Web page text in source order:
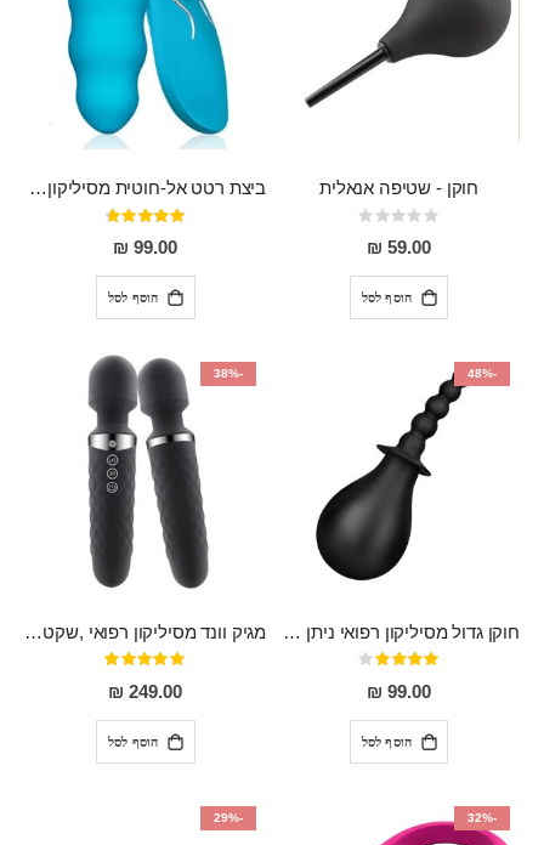
חוקן - שטיפה אנאלית
Rating:
0%
59.00 ₪
הוסף לסל
ביצת רטט אל-חוטית מסיליקון רפואי בגודל של 8 ס"מ ורוחב 3 ס"מ בעלת 20 מהירויות שונות "ENKI"
דירוג:
93%
99.00 ₪
הוסף לסל
-48%
חוקן גדול מסיליקון רפואי ניתן לשימוש גם כפלאג וגם כחרוזים אנאלים
דירוג:
80%
99.00 ₪
הוסף לסל
-38%
מגיק וונד מסיליקון רפואי ,שקט במיוחד, נטען בעל 10 מהירויות שונות "Erna"
דירוג:
100%
249.00 ₪
הוסף לסל
-32%
-29%